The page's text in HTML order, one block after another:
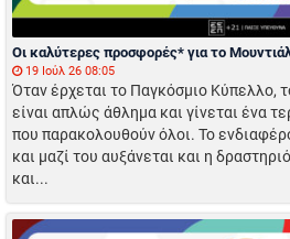
Οι καλύτερες προσφορές* για το
19 Ιούλ 26 08:05
Όταν έρχεται το Παγκόσμιο Κύπελλο,
είναι απλώς άθλημα και γίνεται ένα
που παρακολουθούν όλοι. Το
και μαζί του αυξάνεται και η
και...